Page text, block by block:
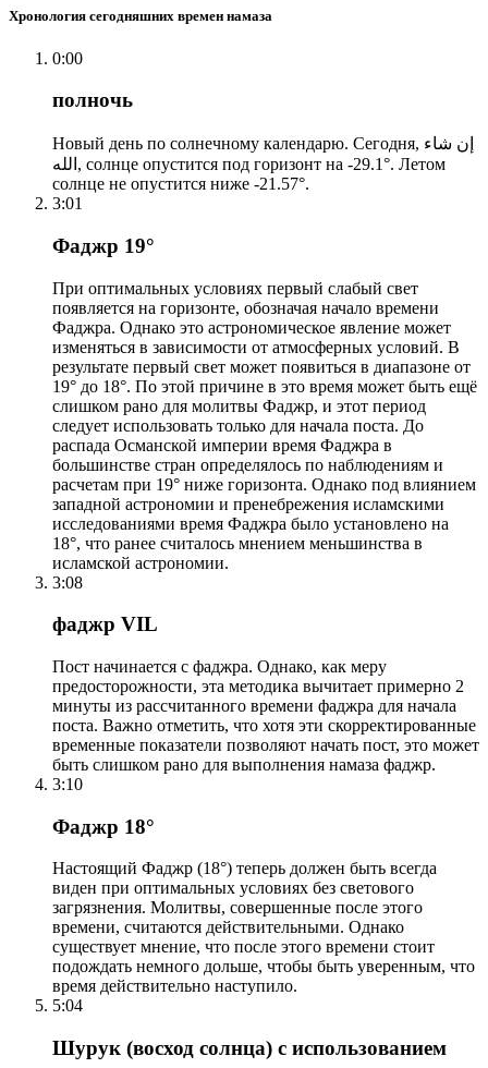
Хронология сегодняшних времен намаза
0:00
полночь
Новый день по солнечному календарю. Сегодня, إن شاء
الله, солнце опустится под горизонт на -29.1°. Летом
солнце не опустится ниже -21.57°.
3:01
Фаджр 19°
При оптимальных условиях первый слабый свет
появляется на горизонте, обозначая начало времени
Фаджра. Однако это астрономическое явление может
изменяться в зависимости от атмосферных условий. В
результате первый свет может появиться в диапазоне от
19° до 18°. По этой причине в это время может быть ещё
слишком рано для молитвы Фаджр, и этот период
следует использовать только для начала поста. До
распада Османской империи время Фаджра в
большинстве стран определялось по наблюдениям и
расчетам при 19° ниже горизонта. Однако под влиянием
западной астрономии и пренебрежения исламскими
исследованиями время Фаджра было установлено на
18°, что ранее считалось мнением меньшинства в
исламской астрономии.
3:08
фаджр VIL
Пост начинается с фаджра. Однако, как меру
предосторожности, эта методика вычитает примерно 2
минуты из рассчитанного времени фаджра для начала
поста. Важно отметить, что хотя эти скорректированные
временные показатели позволяют начать пост, это может
быть слишком рано для выполнения намаза фаджр.
3:10
Фаджр 18°
Настоящий Фаджр (18°) теперь должен быть всегда
виден при оптимальных условиях без светового
загрязнения. Молитвы, совершенные после этого
времени, считаются действительными. Однако
существует мнение, что после этого времени стоит
подождать немного дольше, чтобы быть уверенным, что
время действительно наступило.
5:04
Шурук (восход солнца) с использованием